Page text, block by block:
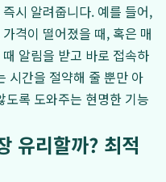
시 알려줍니다. 예를 들어,
격이 떨어졌을 때, 혹은 매
알림을 받고 바로 접속하
시간을 절약해 줄 뿐만 아
록 도와주는 현명한 기능
유리할까? 최적